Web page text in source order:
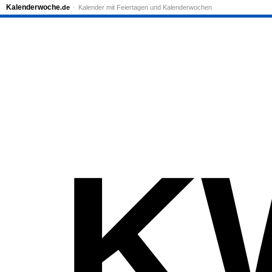
Kalenderwoche.de Kalender mit Feiertagen und Kalenderwochen